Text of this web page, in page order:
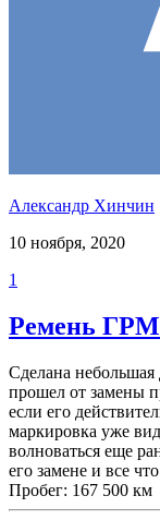
Александр Хинчин
10 ноября, 2020
1
Ремень ГРМ.
Сделана
прошел от замены
если его
маркировка уже
волноваться еще
его замене и все
Пробег: 167 500 км